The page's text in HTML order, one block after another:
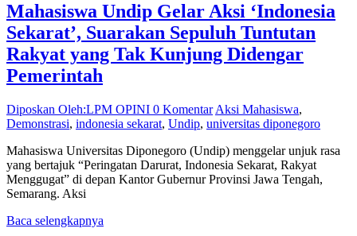
Mahasiswa Undip Gelar Aksi ‘Indonesia
Sekarat’, Suarakan Sepuluh Tuntutan
Rakyat yang Tak Kunjung Didengar
Pemerintah
Diposkan Oleh:LPM OPINI 0 Komentar Aksi Mahasiswa,
Demonstrasi, indonesia sekarat, Undip, universitas diponegoro
Mahasiswa Universitas Diponegoro (Undip) menggelar unjuk rasa
yang bertajuk “Peringatan Darurat, Indonesia Sekarat, Rakyat
Menggugat” di depan Kantor Gubernur Provinsi Jawa Tengah,
Semarang. Aksi
Baca selengkapnya